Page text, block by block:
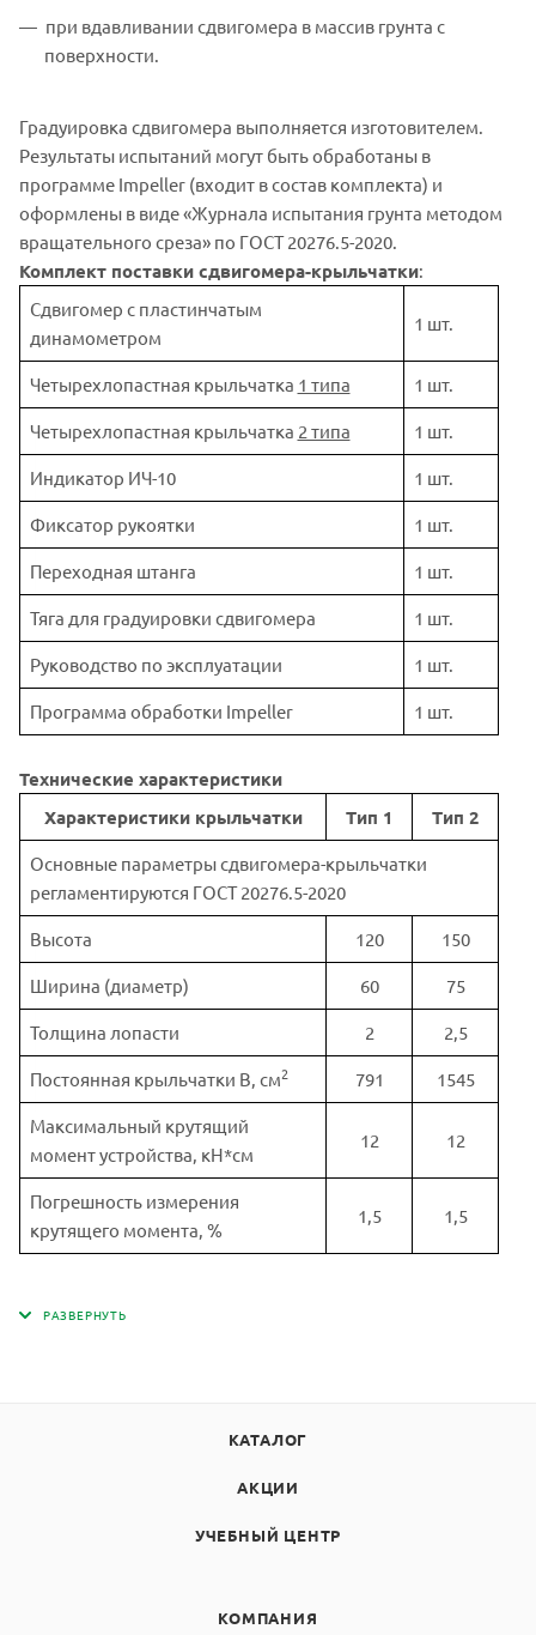
при вдавливании сдвигомера в массив грунта с
поверхности.
Градуировка сдвигомера выполняется изготовителем.
Результаты испытаний могут быть обработаны в
программе Impeller (входит в состав комплекта) и
оформлены в виде «Журнала испытания грунта методом
вращательного среза» по ГОСТ 20276.5-2020.
Комплект поставки сдвигомера-крыльчатки:
Сдвигомер с пластинчатым
динамометром
1 шт.
Четырехлопастная крыльчатка 1 типа 1 шт.
Четырехлопастная крыльчатка 2 типа 1 шт.
Индикатор ИЧ-10 1 шт.
Фиксатор рукоятки 1 шт.
Переходная штанга 1 шт.
Тяга для градуировки сдвигомера 1 шт.
Руководство по эксплуатации 1 шт.
Программа обработки Impeller 1 шт.
Технические характеристики
Характеристики крыльчатки
Тип 1 Тип 2
Основные параметры сдвигомера-крыльчатки
регламентируются ГОСТ 20276.5-2020
Высота 120 150
Ширина (диаметр) 60 75
Толщина лопасти 2 2,5
Постоянная крыльчатки В, см2 791 1545
Максимальный крутящий
момент устройства, кН*см
12 12
Погрешность измерения
крутящего момента, %
1,5 1,5
КАТАЛОГ
АКЦИИ
УЧЕБНЫЙ ЦЕНТР
КОМПАНИЯ